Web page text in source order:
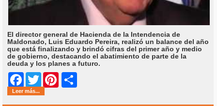
El director general de Hacienda de la Intendencia de
Maldonado, Luis Eduardo Pereira, realizó un balance del año
que está finalizando y brindó cifras del primer año y medio
de gobierno, destacando el abatimiento de parte de la
deuda y los planes a futuro.
Facebook
Twitter Pinterest
Leer más...